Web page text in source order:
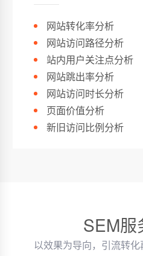
网站转化率分析
网站访问路径分析
站内用户关注点分析
网站跳出率分析
网站访问时长分析
页面价值分析
新旧访问比例分析
SEM服
以效果为导向，引流转